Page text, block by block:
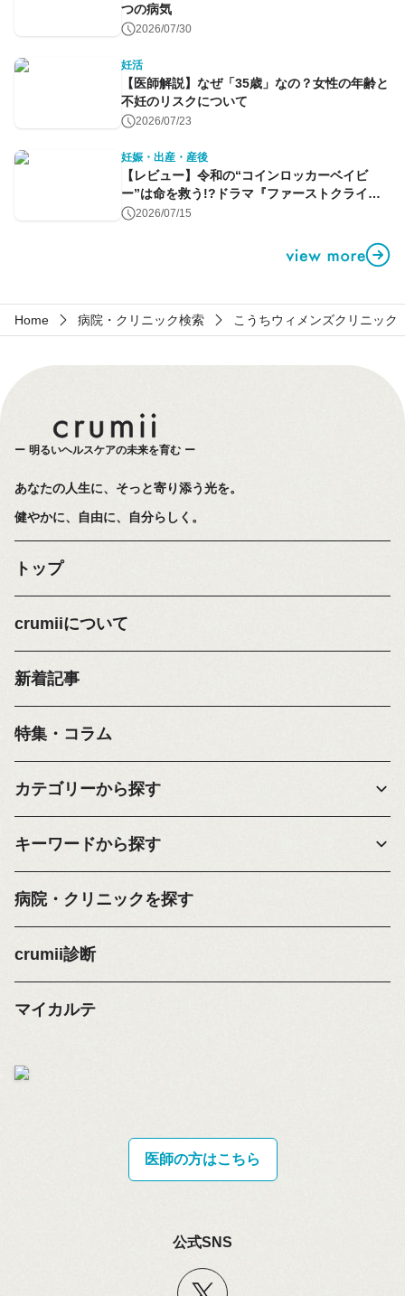
つの病気
2026/07/30
妊活
【医師解説】なぜ「35歳」なの？女性の年齢と
不妊のリスクについて
2026/07/23
妊娠・出産・産後
【レビュー】令和の“コインロッカーベイビ
ー”は命を救う!?ドラマ『ファーストクライ』
第1話2026/07/15
Home 病院・クリニック検索 こうちウィメンズクリニック
明るいヘルスケアの未来を育む
あなたの人生に、そっと寄り添う光を。
健やかに、自由に、自分らしく。
トップ
crumiiについて
新着記事
特集・コラム
カテゴリーから探す
キーワードから探す
病院・クリニックを探す
crumii診断
マイカルテ
医師の方はこちら
公式SNS